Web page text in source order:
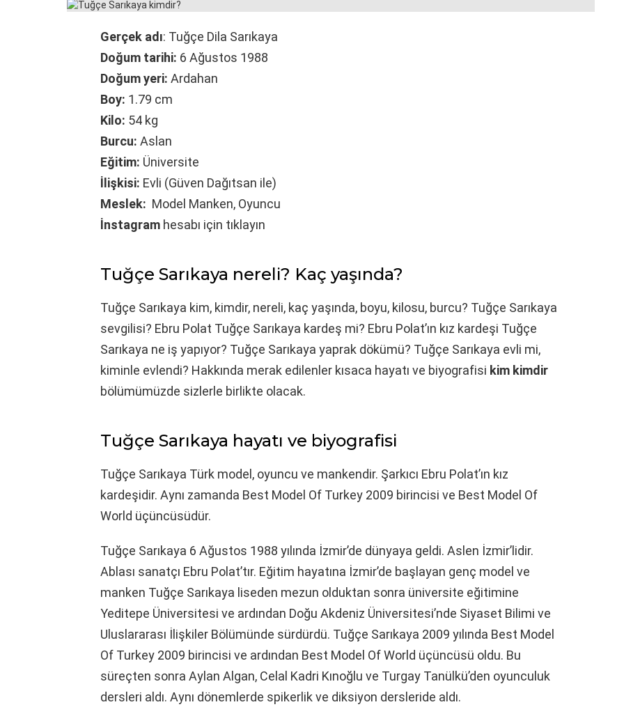
Gerçek adı: Tuğçe Dila Sarıkaya
Doğum tarihi: 6 Ağustos 1988
Doğum yeri: Ardahan
Boy: 1.79 cm
Kilo: 54 kg
Burcu: Aslan
Eğitim: Üniversite
İlişkisi: Evli (Güven Dağıtsan ile)
Meslek: Model Manken, Oyuncu
İnstagram hesabı için tıklayın
Tuğçe Sarıkaya nereli? Kaç yaşında?
Tuğçe Sarıkaya kim, kimdir, nereli, kaç yaşında, boyu, kilosu, burcu? Tuğçe Sarıkaya
sevgilisi? Ebru Polat Tuğçe Sarıkaya kardeş mi? Ebru Polat’ın kız kardeşi Tuğçe
Sarıkaya ne iş yapıyor? Tuğçe Sarıkaya yaprak dökümü? Tuğçe Sarıkaya evli mi,
kiminle evlendi? Hakkında merak edilenler kısaca hayatı ve biyografisi kim kimdir
bölümümüzde sizlerle birlikte olacak.
Tuğçe Sarıkaya hayatı ve biyografisi
Tuğçe Sarıkaya Türk model, oyuncu ve mankendir. Şarkıcı Ebru Polat’ın kız
kardeşidir. Aynı zamanda Best Model Of Turkey 2009 birincisi ve Best Model Of
World üçüncüsüdür.
Tuğçe Sarıkaya 6 Ağustos 1988 yılında İzmir’de dünyaya geldi. Aslen İzmir’lidir.
Ablası sanatçı Ebru Polat’tır. Eğitim hayatına İzmir’de başlayan genç model ve
manken Tuğçe Sarıkaya liseden mezun olduktan sonra üniversite eğitimine
Yeditepe Üniversitesi ve ardından Doğu Akdeniz Üniversitesi’nde Siyaset Bilimi ve
Uluslararası İlişkiler Bölümünde sürdürdü. Tuğçe Sarıkaya 2009 yılında Best Model
Of Turkey 2009 birincisi ve ardından Best Model Of World üçüncüsü oldu. Bu
süreçten sonra Aylan Algan, Celal Kadri Kınoğlu ve Turgay Tanülkü’den oyunculuk
dersleri aldı. Aynı dönemlerde spikerlik ve diksiyon dersleride aldı.